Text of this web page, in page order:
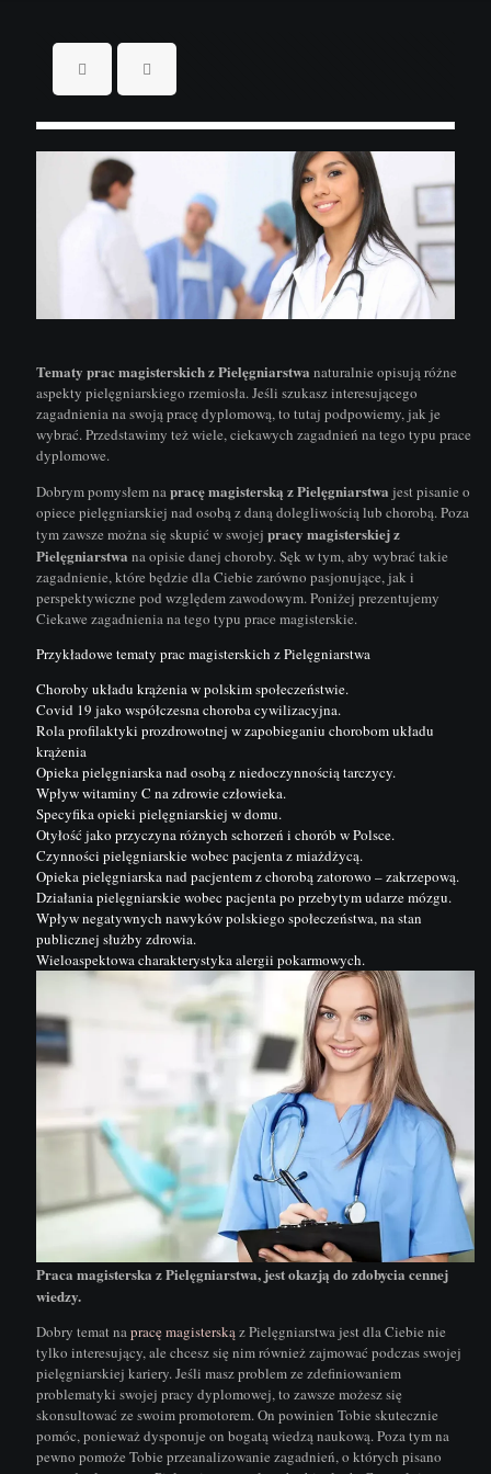
Tematy prac magisterskich z Pielęgniarstwa naturalnie opisują różne
aspekty pielęgniarskiego rzemiosła. Jeśli szukasz interesującego
zagadnienia na swoją pracę dyplomową, to tutaj podpowiemy, jak je
wybrać. Przedstawimy też wiele, ciekawych zagadnień na tego typu prace
dyplomowe.
Dobrym pomysłem napracę magisterską z Pielęgniarstwa jest pisanie o
opiece pielęgniarskiej nad osobą z daną dolegliwością lub chorobą. Poza
tym zawsze można się skupić w swojej pracy magisterskiej z
Pielęgniarstwa na opisie danej choroby.Sęk w tym, aby wybrać takie
zagadnienie, które będzie dla Ciebie zarówno pasjonujące, jak i
perspektywiczne pod względem zawodowym. Poniżej prezentujemy
Ciekawe zagadnienia na tego typu prace magisterskie.
Przykładowe tematy prac magisterskich z Pielęgniarstwa
Choroby układu krążenia w polskim społeczeństwie.
Covid 19 jako współczesna choroba cywilizacyjna.
Rola profilaktyki prozdrowotnej w zapobieganiu chorobom układu
krążenia
Opieka pielęgniarska nad osobą z niedoczynnością tarczycy.
Wpływ witaminy C na zdrowie człowieka.
Specyfika opieki pielęgniarskiej w domu.
Otyłość jako przyczyna różnych schorzeń i chorób w Polsce.
Czynności pielęgniarskie wobec pacjenta z miażdżycą.
Opieka pielęgniarska nad pacjentem z chorobą zatorowo – zakrzepową.
Działania pielęgniarskie wobec pacjenta po przebytym udarze mózgu.
Wpływ negatywnych nawyków polskiego społeczeństwa, na stan
publicznej służby zdrowia.
Wieloaspektowa charakterystyka alergii pokarmowych.
Praca magisterska z Pielęgniarstwa, jest okazją do zdobycia cennej
wiedzy.
Dobry temat napracę magisterskąz Pielęgniarstwa jest dla Ciebie nie
tylko interesujący, ale chcesz się nim również zajmować podczas swojej
pielęgniarskiej kariery. Jeśli masz problem ze zdefiniowaniem
problematyki swojej pracy dyplomowej, to zawsze możesz się
skonsultować ze swoim promotorem. On powinien Tobie skutecznie
pomóc, ponieważ dysponuje on bogatą wiedzą naukową. Poza tym na
pewno pomoże Tobie przeanalizowanie zagadnień, o których pisano